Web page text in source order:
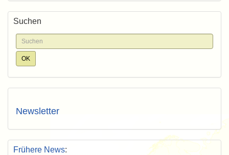
Suchen
Newsletter
Frühere News: